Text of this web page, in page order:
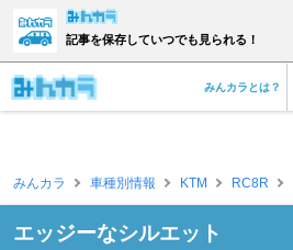
記事を保存していつでも見られる！
みんカラとは？
みんカラ 車種別情報 KTM RC8R
エッジーなシルエット